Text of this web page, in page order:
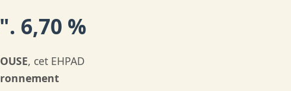
6,70 %
, cet EHPAD